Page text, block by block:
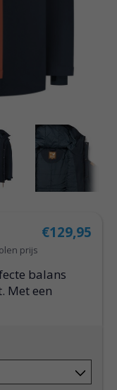
prijs
€129,95
balans
Met een